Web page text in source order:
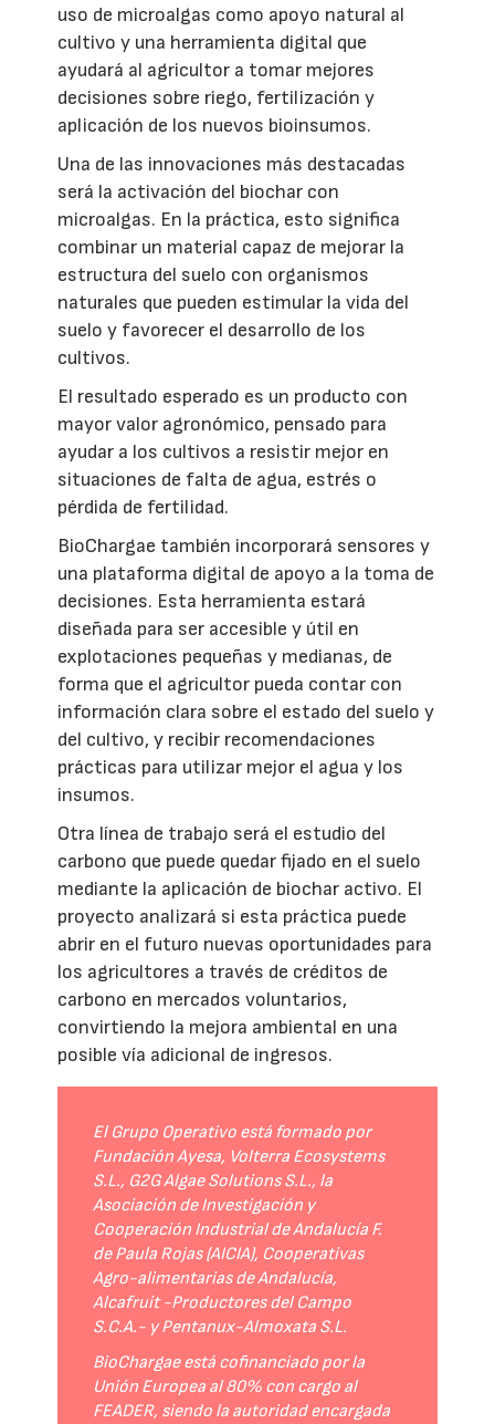
uso de microalgas como apoyo natural al
cultivo y una herramienta digital que
ayudará al agricultor a tomar mejores
decisiones sobre riego, fertilización y
aplicación de los nuevos bioinsumos.
Una de las innovaciones más destacadas
será la activación del biochar con
microalgas. En la práctica, esto significa
combinar un material capaz de mejorar la
estructura del suelo con organismos
naturales que pueden estimular la vida del
suelo y favorecer el desarrollo de los
cultivos.
El resultado esperado es un producto con
mayor valor agronómico, pensado para
ayudar a los cultivos a resistir mejor en
situaciones de falta de agua, estrés o
pérdida de fertilidad.
BioChargae también incorporará sensores y
una plataforma digital de apoyo a la toma de
decisiones. Esta herramienta estará
diseñada para ser accesible y útil en
explotaciones pequeñas y medianas, de
forma que el agricultor pueda contar con
información clara sobre el estado del suelo y
del cultivo, y recibir recomendaciones
prácticas para utilizar mejor el agua y los
insumos.
Otra línea de trabajo será el estudio del
carbono que puede quedar fijado en el suelo
mediante la aplicación de biochar activo. El
proyecto analizará si esta práctica puede
abrir en el futuro nuevas oportunidades para
los agricultores a través de créditos de
carbono en mercados voluntarios,
convirtiendo la mejora ambiental en una
posible vía adicional de ingresos.
El Grupo Operativo está formado por
Fundación Ayesa, Volterra Ecosystems
S.L., G2G Algae Solutions S.L., la
Asociación de Investigación y
Cooperación Industrial de Andalucía F.
de Paula Rojas (AICIA), Cooperativas
Agro-alimentarias de Andalucía,
Alcafruit -Productores del Campo
S.C.A.- y Pentanux-Almoxata S.L.
BioChargae está cofinanciado por la
Unión Europea al 80% con cargo al
FEADER, siendo la autoridad encargada